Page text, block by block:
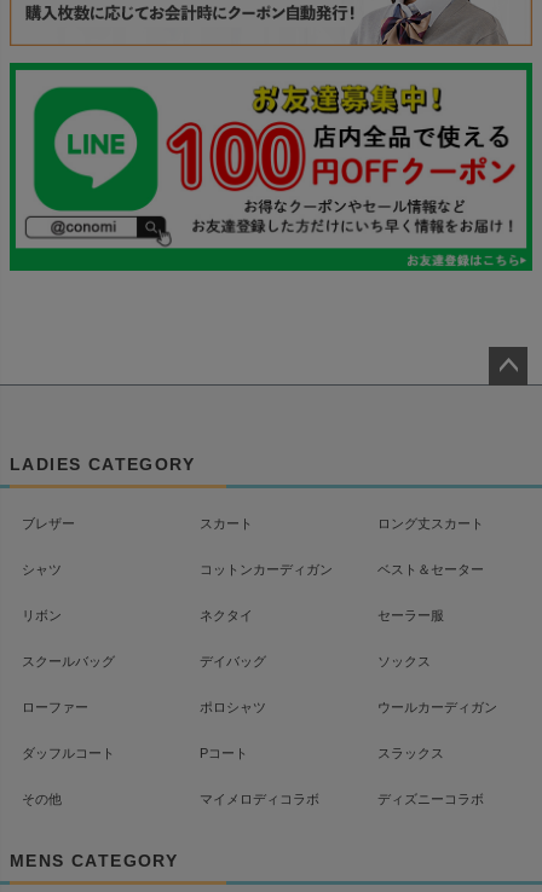
LADIES CATEGORY
ブレザー スカート ロング丈スカート
シャツ コットンカーディガン ベスト＆セーター
リボン ネクタイ セーラー服
スクールバッグ デイバッグ ソックス
ローファー ポロシャツ ウールカーディガン
ダッフルコート Pコート スラックス
その他 マイメロディコラボ ディズニーコラボ
MENS CATEGORY